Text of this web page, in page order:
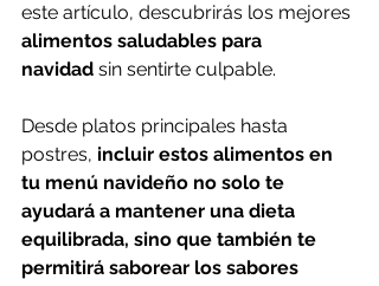
este artículo, descubrirás los mejores
alimentos saludables para
navidad sin sentirte culpable.
Desde platos principales hasta
postres, incluir estos alimentos en
tu menú navideño no solo te
ayudará a mantener una dieta
equilibrada, sino que también te
permitirá saborear los sabores